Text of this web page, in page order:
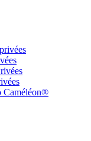
Caméléon®